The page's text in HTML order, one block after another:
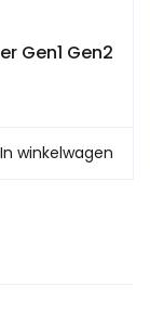
Gen1 Gen2
In winkelwagen